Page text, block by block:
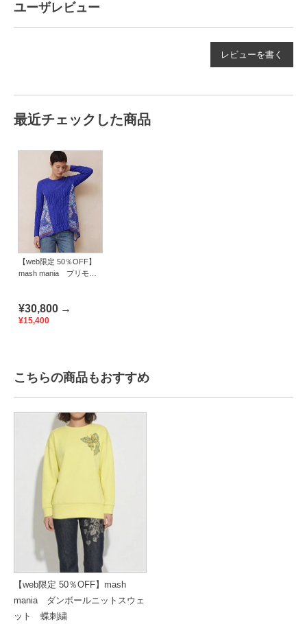
ユーザレビュー
レビューを書く
最近チェックした商品
【web限定 50％OFF】
mash mania プリモー
¥30,800 →
¥15,400
こちらの商品もおすすめ
【web限定 50％OFF】mash
mania ダンボールニットスウェ
ット 蝶刺繍